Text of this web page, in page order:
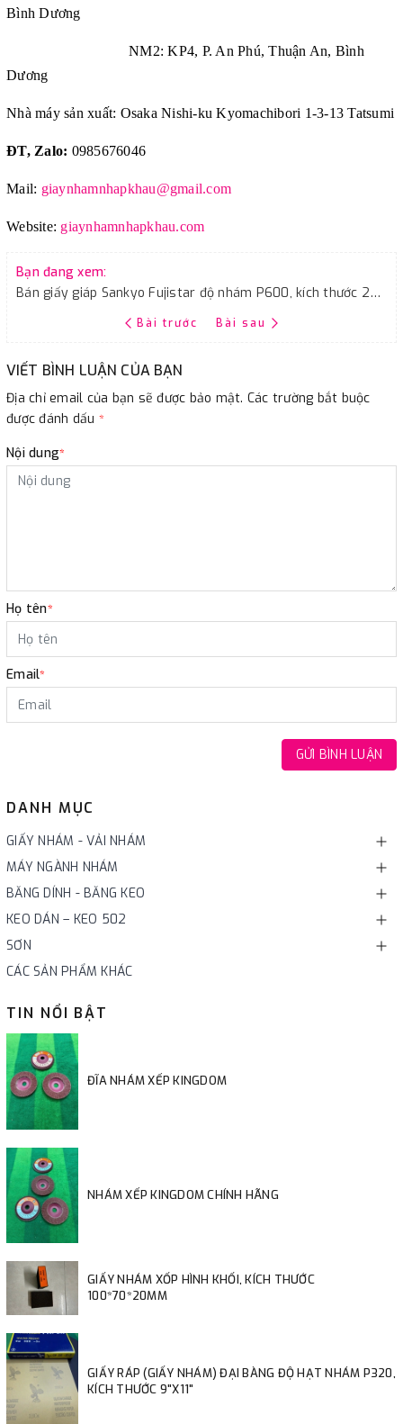
DANH MỤC
GIẤY NHÁM - VẢI NHÁM
MÁY NGÀNH NHÁM
BĂNG DÍNH - BĂNG KEO
KEO DÁN – KEO 502
SƠN
CÁC SẢN PHẨM KHÁC
TIN NỔI BẬT
ĐĨA NHÁM XẾP KINGDOM
NHÁM XẾP KINGDOM CHÍNH HÃNG
GIẤY NHÁM XỐP HÌNH KHỐI, KÍCH THƯỚC
100*70*20MM
GIẤY RÁP (GIẤY NHÁM) ĐẠI BÀNG ĐỘ HẠT NHÁM P320,
KÍCH THƯỚC 9"X11"
Bình Dương
NM2: KP4, P. An Phú, Thuận An, Bình
Dương
Nhà máy sản xuất: Osaka Nishi-ku Kyomachibori 1-3-13 Tatsumi
ĐT, Zalo: 0985676046
Mail: giaynhamnhapkhau@gmail.com
Website: giaynhamnhapkhau.com
Bạn đang xem:
Bán giấy giáp Sankyo Fujistar độ nhám P600, kích thước 230mmx280mm
Bài trước Bài sau
VIẾT BÌNH LUẬN CỦA BẠN
Địa chỉ email của bạn sẽ được bảo mật. Các trường bắt buộc
được đánh dấu *
Nội dung*
Họ tên*
Email*
GỬI BÌNH LUẬN